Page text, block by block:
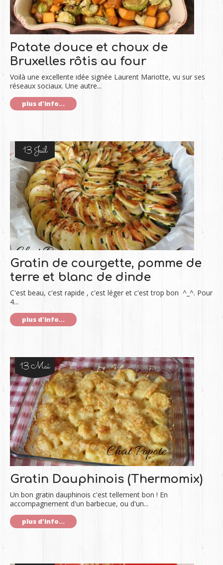
Patate douce et choux de
Bruxelles rôtis au four
Voilà une excellente idée signée Laurent Mariotte, vu sur ses
réseaux sociaux. Une autre...
plus d'info...
13 Juil
Gratin de courgette, pomme de
terre et blanc de dinde
C'est beau, c'est rapide , c'est léger et c'est trop bon ^_^. Pour
4...
plus d'info...
13 Mai
Gratin Dauphinois (Thermomix)
Un bon gratin dauphinois c'est tellement bon ! En
accompagnement d'un barbecue, ou d'un...
plus d'info...